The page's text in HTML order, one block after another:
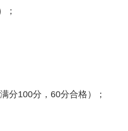
；
分100分，60分合格）；